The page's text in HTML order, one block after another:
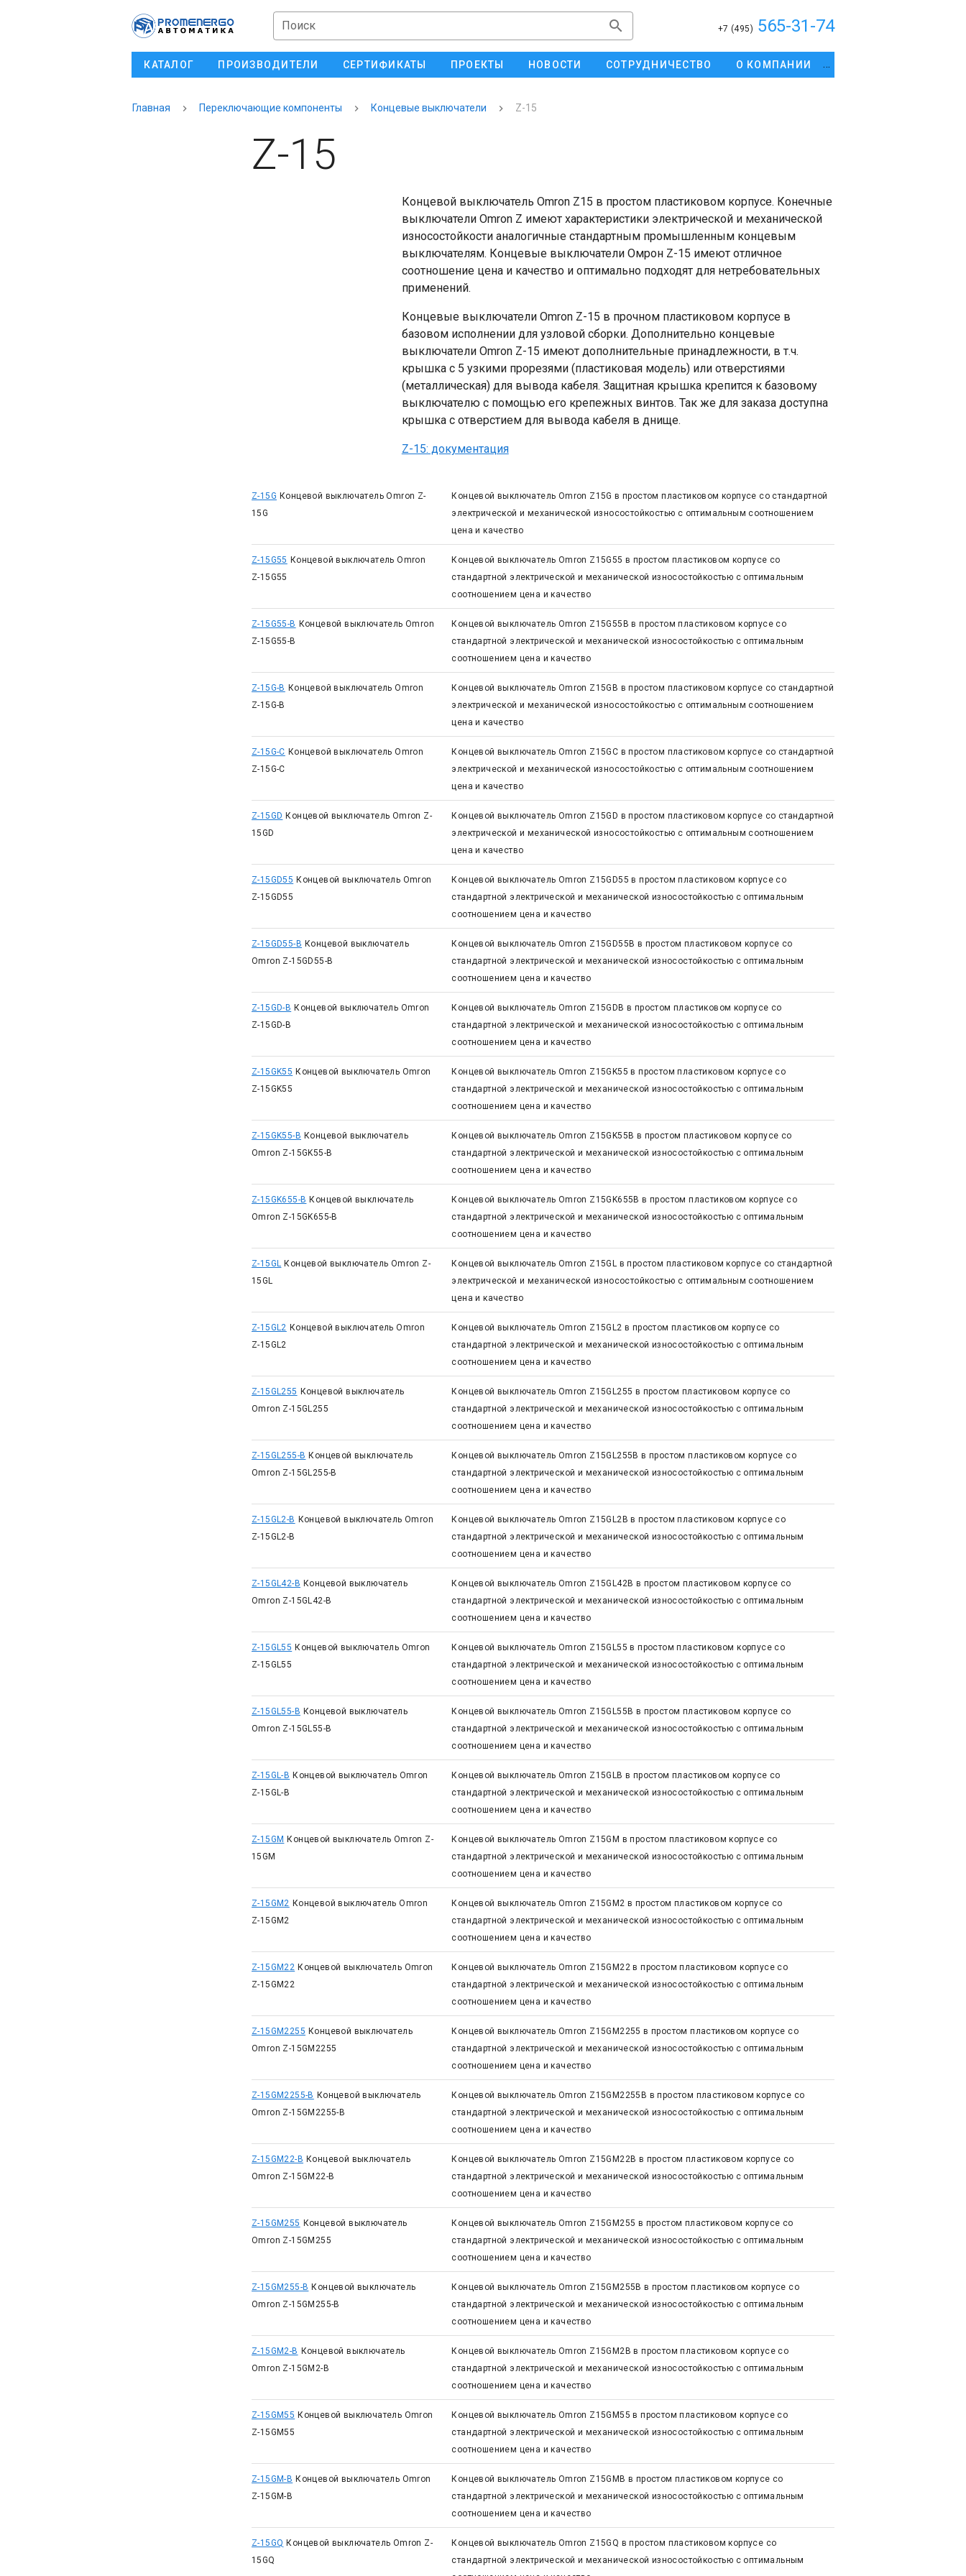
Поиск +7 (495) 565-31-74
КАТАЛОГ ПРОИЗВОДИТЕЛИ СЕРТИФИКАТЫ ПРОЕКТЫ НОВОСТИ СОТРУДНИЧЕСТВО О КОМПАНИИ
Главная Переключающие компоненты Концевые выключатели Z-15
Z-15
Концевой выключатель Omron Z15 в простом пластиковом корпусе. Конечные
выключатели Omron Z имеют характеристики электрической и механической
износостойкости аналогичные стандартным промышленным концевым
выключателям. Концевые выключатели Омрон Z-15 имеют отличное
соотношение цена и качество и оптимально подходят для нетребовательных
применений.
Концевые выключатели Omron Z-15 в прочном пластиковом корпусе в
базовом исполнении для узловой сборки. Дополнительно концевые
выключатели Omron Z-15 имеют дополнительные принадлежности, в т.ч.
крышка с 5 узкими прорезями (пластиковая модель) или отверстиями
(металлическая) для вывода кабеля. Защитная крышка крепится к базовому
выключателю с помощью его крепежных винтов. Так же для заказа доступна
крышка с отверстием для вывода кабеля в днище.
Z-15: документация
Z-15G Концевой выключатель Omron Z-
15G
Концевой выключатель Omron Z15G в простом пластиковом корпусе со стандартной
электрической и механической износостойкостью с оптимальным соотношением
цена и качество
Z-15G55 Концевой выключатель Omron
Z-15G55
Концевой выключатель Omron Z15G55 в простом пластиковом корпусе со
стандартной электрической и механической износостойкостью с оптимальным
соотношением цена и качество
Z-15G55-B Концевой выключатель Omron
Z-15G55-B
Концевой выключатель Omron Z15G55B в простом пластиковом корпусе со
стандартной электрической и механической износостойкостью с оптимальным
соотношением цена и качество
Z-15G-B Концевой выключатель Omron
Z-15G-B
Концевой выключатель Omron Z15GB в простом пластиковом корпусе со стандартной
электрической и механической износостойкостью с оптимальным соотношением
цена и качество
Z-15G-C Концевой выключатель Omron
Z-15G-C
Концевой выключатель Omron Z15GC в простом пластиковом корпусе со стандартной
электрической и механической износостойкостью с оптимальным соотношением
цена и качество
Z-15GD Концевой выключатель Omron Z-
15GD
Концевой выключатель Omron Z15GD в простом пластиковом корпусе со стандартной
электрической и механической износостойкостью с оптимальным соотношением
цена и качество
Z-15GD55 Концевой выключатель Omron
Z-15GD55
Концевой выключатель Omron Z15GD55 в простом пластиковом корпусе со
стандартной электрической и механической износостойкостью с оптимальным
соотношением цена и качество
Z-15GD55-B Концевой выключатель
Omron Z-15GD55-B
Концевой выключатель Omron Z15GD55B в простом пластиковом корпусе со
стандартной электрической и механической износостойкостью с оптимальным
соотношением цена и качество
Z-15GD-B Концевой выключатель Omron
Z-15GD-B
Концевой выключатель Omron Z15GDB в простом пластиковом корпусе со
стандартной электрической и механической износостойкостью с оптимальным
соотношением цена и качество
Z-15GK55 Концевой выключатель Omron
Z-15GK55
Концевой выключатель Omron Z15GK55 в простом пластиковом корпусе со
стандартной электрической и механической износостойкостью с оптимальным
соотношением цена и качество
Z-15GK55-B Концевой выключатель
Omron Z-15GK55-B
Концевой выключатель Omron Z15GK55B в простом пластиковом корпусе со
стандартной электрической и механической износостойкостью с оптимальным
соотношением цена и качество
Z-15GK655-B Концевой выключатель
Omron Z-15GK655-B
Концевой выключатель Omron Z15GK655B в простом пластиковом корпусе со
стандартной электрической и механической износостойкостью с оптимальным
соотношением цена и качество
Z-15GL Концевой выключатель Omron Z-
15GL
Концевой выключатель Omron Z15GL в простом пластиковом корпусе со стандартной
электрической и механической износостойкостью с оптимальным соотношением
цена и качество
Z-15GL2 Концевой выключатель Omron
Z-15GL2
Концевой выключатель Omron Z15GL2 в простом пластиковом корпусе со
стандартной электрической и механической износостойкостью с оптимальным
соотношением цена и качество
Z-15GL255 Концевой выключатель
Omron Z-15GL255
Концевой выключатель Omron Z15GL255 в простом пластиковом корпусе со
стандартной электрической и механической износостойкостью с оптимальным
соотношением цена и качество
Z-15GL255-B Концевой выключатель
Omron Z-15GL255-B
Концевой выключатель Omron Z15GL255B в простом пластиковом корпусе со
стандартной электрической и механической износостойкостью с оптимальным
соотношением цена и качество
Z-15GL2-B Концевой выключатель Omron
Z-15GL2-B
Концевой выключатель Omron Z15GL2B в простом пластиковом корпусе со
стандартной электрической и механической износостойкостью с оптимальным
соотношением цена и качество
Z-15GL42-B Концевой выключатель
Omron Z-15GL42-B
Концевой выключатель Omron Z15GL42B в простом пластиковом корпусе со
стандартной электрической и механической износостойкостью с оптимальным
соотношением цена и качество
Z-15GL55 Концевой выключатель Omron
Z-15GL55
Концевой выключатель Omron Z15GL55 в простом пластиковом корпусе со
стандартной электрической и механической износостойкостью с оптимальным
соотношением цена и качество
Z-15GL55-B Концевой выключатель
Omron Z-15GL55-B
Концевой выключатель Omron Z15GL55B в простом пластиковом корпусе со
стандартной электрической и механической износостойкостью с оптимальным
соотношением цена и качество
Z-15GL-B Концевой выключатель Omron
Z-15GL-B
Концевой выключатель Omron Z15GLB в простом пластиковом корпусе со
стандартной электрической и механической износостойкостью с оптимальным
соотношением цена и качество
Z-15GM Концевой выключатель Omron Z-
15GM
Концевой выключатель Omron Z15GM в простом пластиковом корпусе со
стандартной электрической и механической износостойкостью с оптимальным
соотношением цена и качество
Z-15GM2 Концевой выключатель Omron
Z-15GM2
Концевой выключатель Omron Z15GM2 в простом пластиковом корпусе со
стандартной электрической и механической износостойкостью с оптимальным
соотношением цена и качество
Z-15GM22 Концевой выключатель Omron
Z-15GM22
Концевой выключатель Omron Z15GM22 в простом пластиковом корпусе со
стандартной электрической и механической износостойкостью с оптимальным
соотношением цена и качество
Z-15GM2255 Концевой выключатель
Omron Z-15GM2255
Концевой выключатель Omron Z15GM2255 в простом пластиковом корпусе со
стандартной электрической и механической износостойкостью с оптимальным
соотношением цена и качество
Z-15GM2255-B Концевой выключатель
Omron Z-15GM2255-B
Концевой выключатель Omron Z15GM2255B в простом пластиковом корпусе со
стандартной электрической и механической износостойкостью с оптимальным
соотношением цена и качество
Z-15GM22-B Концевой выключатель
Omron Z-15GM22-B
Концевой выключатель Omron Z15GM22B в простом пластиковом корпусе со
стандартной электрической и механической износостойкостью с оптимальным
соотношением цена и качество
Z-15GM255 Концевой выключатель
Omron Z-15GM255
Концевой выключатель Omron Z15GM255 в простом пластиковом корпусе со
стандартной электрической и механической износостойкостью с оптимальным
соотношением цена и качество
Z-15GM255-B Концевой выключатель
Omron Z-15GM255-B
Концевой выключатель Omron Z15GM255B в простом пластиковом корпусе со
стандартной электрической и механической износостойкостью с оптимальным
соотношением цена и качество
Z-15GM2-B Концевой выключатель
Omron Z-15GM2-B
Концевой выключатель Omron Z15GM2B в простом пластиковом корпусе со
стандартной электрической и механической износостойкостью с оптимальным
соотношением цена и качество
Z-15GM55 Концевой выключатель Omron
Z-15GM55
Концевой выключатель Omron Z15GM55 в простом пластиковом корпусе со
стандартной электрической и механической износостойкостью с оптимальным
соотношением цена и качество
Z-15GM-B Концевой выключатель Omron
Z-15GM-B
Концевой выключатель Omron Z15GMB в простом пластиковом корпусе со
стандартной электрической и механической износостойкостью с оптимальным
соотношением цена и качество
Z-15GQ Концевой выключатель Omron Z-
15GQ
Концевой выключатель Omron Z15GQ в простом пластиковом корпусе со
стандартной электрической и механической износостойкостью с оптимальным